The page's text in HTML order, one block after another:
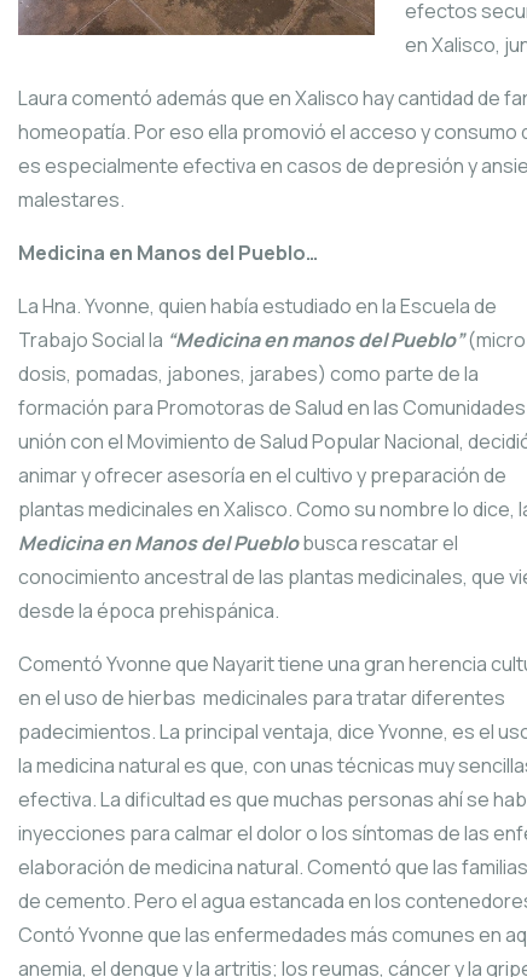
efectos
en Xalisco,
Laura comentó además que en Xalisco hay cantidad de
homeopatía. Por eso ella promovió el acceso y
es especialmente efectiva en casos de depresión y
malestares.
Medicina en Manos del Pueblo…
La Hna. Yvonne, quien había estudiado en la Escuela de
Trabajo Social la “Medicina en manos del Pueblo”(micro
dosis, pomadas, jabones, jarabes) como parte de la
formación para Promotoras de Salud en las
unión con el Movimiento de Salud Popular Nacional,
animar y ofrecer asesoría en el cultivo y preparación de
plantas medicinales en Xalisco. Como su nombre lo dice,
Medicina en Manos del Pueblobusca rescatar el
conocimiento ancestral de las plantas medicinales, que
desde la época prehispánica.
Comentó Yvonne que Nayarit tiene una gran herencia
en el uso de hierbas medicinales para tratar diferentes
padecimientos. La principal ventaja, dice Yvonne, es el
la medicina natural es que, con unas técnicas muy
efectiva. La dificultad es que muchas personas ahí se
inyecciones para calmar el dolor o los síntomas de las
elaboración de medicina natural. Comentó que las
de cemento. Pero el agua estancada en los
Contó Yvonne que las enfermedades más comunes en
anemia, el dengue y la artritis; los reumas, cáncer y la